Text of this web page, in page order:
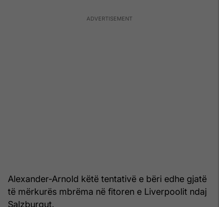
Alexander-Arnold këtë tentativë e bëri edhe gjatë
të mërkurës mbrëma në fitoren e Liverpoolit ndaj
Salzburgut.